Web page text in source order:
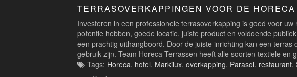
TERRASOVERKAPPINGEN VOOR DE HORECA
Investeren in een professionele terrasoverkapping is goed voor
potentie hebben, goede locatie, juiste product en voldoende
een prachtig uithangboord. Door de juiste inrichting kan een terras
gebruik zijn. Team Horeca Terrassen heeft alle soorten textiele en
Tags: Horeca, hotel, Markilux,overkapping, Parasol, restaurant,